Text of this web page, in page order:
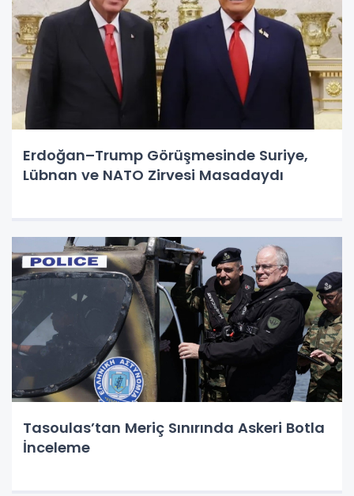
Erdoğan–Trump Görüşmesinde Suriye,
Lübnan ve NATO Zirvesi Masadaydı
Tasoulas’tan Meriç Sınırında Askeri Botla
İnceleme